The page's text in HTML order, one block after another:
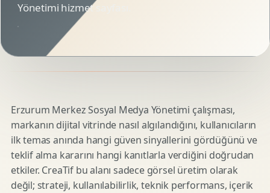
Yönetimi hizmet sayfası.
Erzurum Merkez Sosyal Medya Yönetimi çalışması,
markanın dijital vitrinde nasıl algılandığını, kullanıcıların
ilk temas anında hangi güven sinyallerini gördüğünü ve
teklif alma kararını hangi kanıtlarla verdiğini doğrudan
etkiler. CreaTif bu alanı sadece görsel üretim olarak
değil; strateji, kullanılabilirlik, teknik performans, içerik